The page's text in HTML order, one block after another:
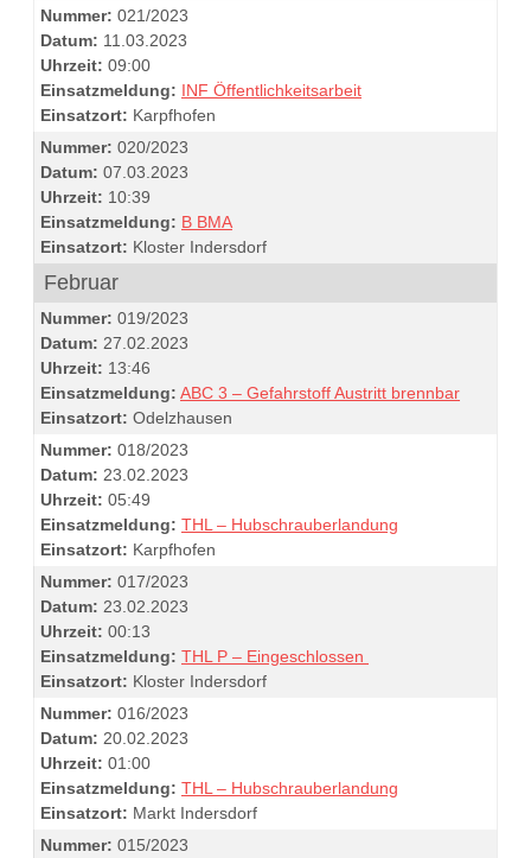
Nummer: 021/2023
Datum: 11.03.2023
Uhrzeit: 09:00
Einsatzmeldung: INF Öffentlichkeitsarbeit
Einsatzort: Karpfhofen
Nummer: 020/2023
Datum: 07.03.2023
Uhrzeit: 10:39
Einsatzmeldung: B BMA
Einsatzort: Kloster Indersdorf
Februar
Nummer: 019/2023
Datum: 27.02.2023
Uhrzeit: 13:46
Einsatzmeldung: ABC 3 – Gefahrstoff Austritt brennbar
Einsatzort: Odelzhausen
Nummer: 018/2023
Datum: 23.02.2023
Uhrzeit: 05:49
Einsatzmeldung: THL – Hubschrauberlandung
Einsatzort: Karpfhofen
Nummer: 017/2023
Datum: 23.02.2023
Uhrzeit: 00:13
Einsatzmeldung: THL P – Eingeschlossen
Einsatzort: Kloster Indersdorf
Nummer: 016/2023
Datum: 20.02.2023
Uhrzeit: 01:00
Einsatzmeldung: THL – Hubschrauberlandung
Einsatzort: Markt Indersdorf
Nummer: 015/2023